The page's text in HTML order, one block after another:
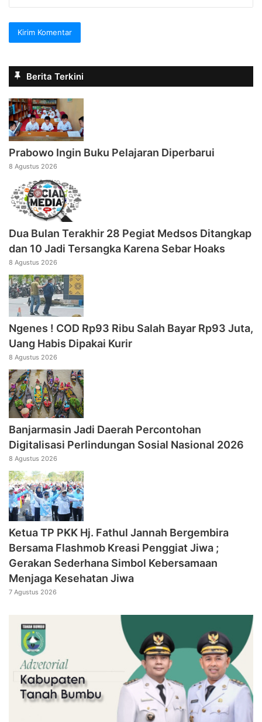
Berita Terkini
Prabowo Ingin Buku Pelajaran Diperbarui
8 Agustus 2026
Dua Bulan Terakhir 28 Pegiat Medsos Ditangkap
dan 10 Jadi Tersangka Karena Sebar Hoaks
8 Agustus 2026
Ngenes ! COD Rp93 Ribu Salah Bayar Rp93 Juta,
Uang Habis Dipakai Kurir
8 Agustus 2026
Banjarmasin Jadi Daerah Percontohan
Digitalisasi Perlindungan Sosial Nasional 2026
8 Agustus 2026
‎Ketua TP PKK Hj. Fathul Jannah Bergembira
Bersama Flashmob Kreasi Penggiat Jiwa ;
Gerakan Sederhana Simbol Kebersamaan
Menjaga Kesehatan Jiwa
7 Agustus 2026